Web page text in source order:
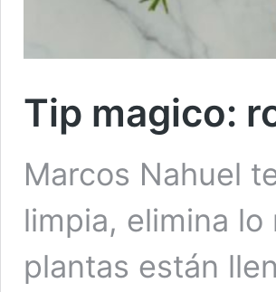
Tip magico:
Marcos Nahuel
limpia, elimina
plantas están